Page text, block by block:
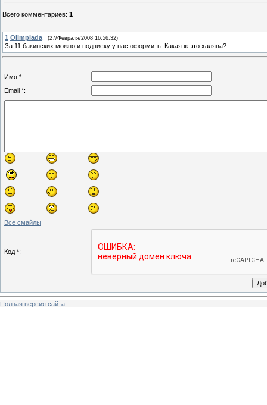
Всего комментариев: 1
1 Olimpiada (27/Февраля/2008 16:56:32)
За 11 бакинских можно и подписку у нас оформить. Какая ж это халява?
Имя *:
Email *:
Все смайлы
Код *:
Полная версия сайта